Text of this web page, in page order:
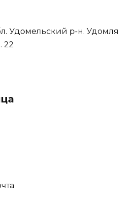
Удомельский р-н. Удомля
22